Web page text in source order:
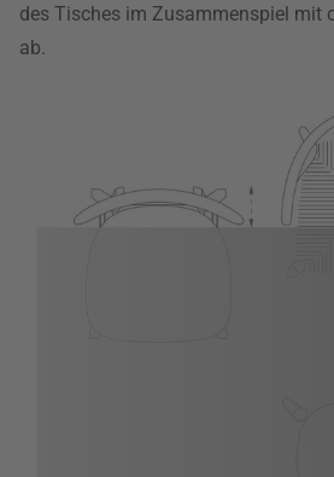
des Tisches im Zusammenspiel mit
ab.